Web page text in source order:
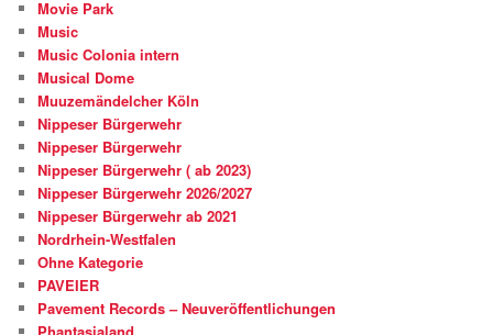
Movie Park
Music
Music Colonia intern
Musical Dome
Muuzemändelcher Köln
Nippeser Bürgerwehr
Nippeser Bürgerwehr
Nippeser Bürgerwehr ( ab 2023)
Nippeser Bürgerwehr 2026/2027
Nippeser Bürgerwehr ab 2021
Nordrhein-Westfalen
Ohne Kategorie
PAVEIER
Pavement Records – Neuveröffentlichungen